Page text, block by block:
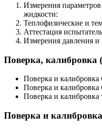
Измерения
жидкости:
Теплофизические и
Аттестация
Измерения давления
Поверка, калибровка
Поверка и калибровка
Поверка и
Поверка и
Поверка и